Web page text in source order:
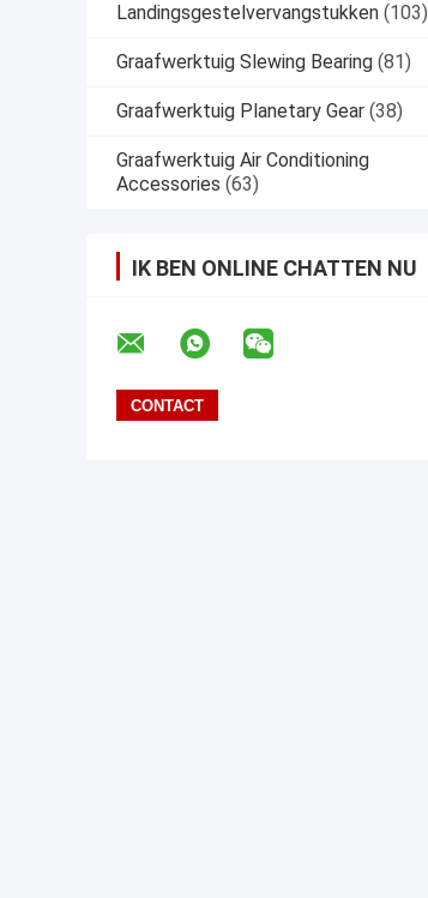
Landingsgestelvervangstukken (103)
Graafwerktuig Slewing Bearing (81)
Graafwerktuig Planetary Gear (38)
Graafwerktuig Air Conditioning
Accessories (63)
IK BEN ONLINE CHATTEN NU